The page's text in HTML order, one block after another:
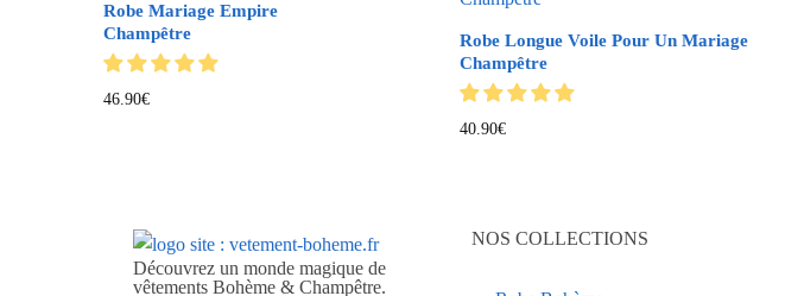
Robe Mariage Empire
Champêtre
46.90€
Robe Longue Voile Pour Un Mariage
Champêtre
40.90€
Découvrez un monde magique de
vêtements Bohème & Champêtre.
NOS COLLECTIONS